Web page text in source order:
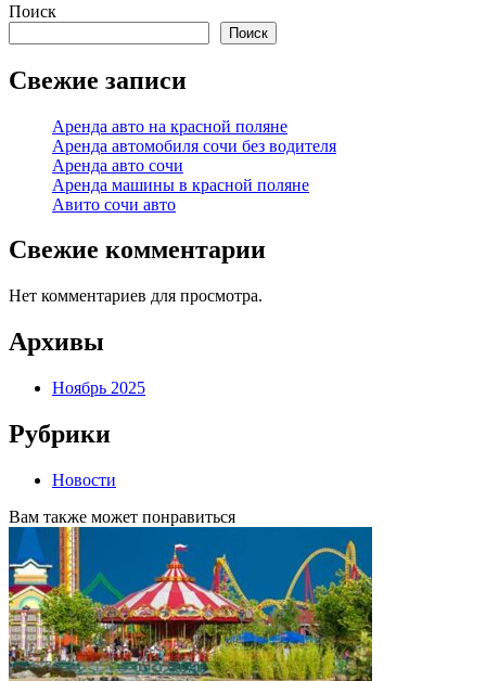
Поиск
Поиск
Свежие записи
Аренда авто на красной поляне
Аренда автомобиля сочи без водителя
Аренда авто сочи
Аренда машины в красной поляне
Авито сочи авто
Свежие комментарии
Нет комментариев для просмотра.
Архивы
Ноябрь 2025
Рубрики
Новости
Вам также может понравиться